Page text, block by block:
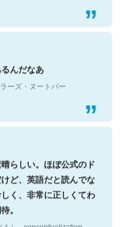
んだなあ
ーズ・ヌートバー
らしい。ほぼ公式のド
ど、英語だと読んでな
く、非常に正しくてわ
。
） - conceptualization